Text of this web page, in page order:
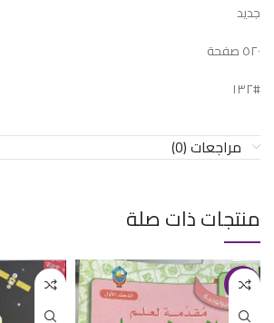
جديد
٥٢٠ صفحة
#١٣٢
مراجعات (0)
منتجات ذات صلة
-44%